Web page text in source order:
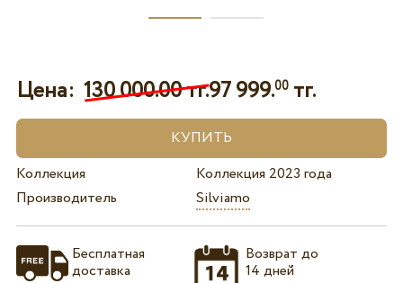
Цена: 130 000.00 тг.97 999.00тг.
Коллекция
Коллекция 2023 года
Производитель
Silviamo
Бесплатная
доставка
Возврат до
14 дней